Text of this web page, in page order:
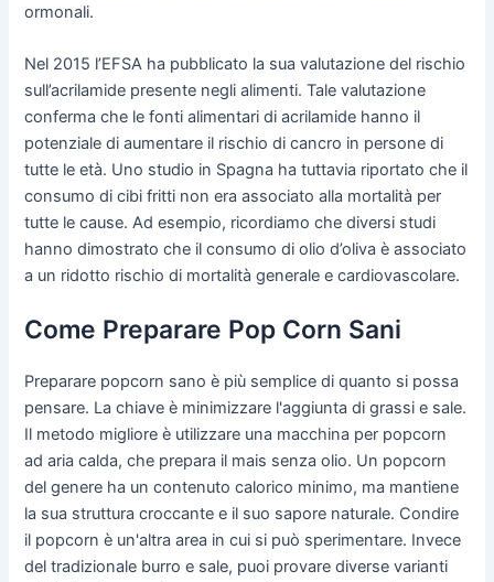
ormonali.
Nel 2015 l’EFSA ha pubblicato la sua valutazione del rischio
sull’acrilamide presente negli alimenti. Tale valutazione
conferma che le fonti alimentari di acrilamide hanno il
potenziale di aumentare il rischio di cancro in persone di
tutte le età. Uno studio in Spagna ha tuttavia riportato che il
consumo di cibi fritti non era associato alla mortalità per
tutte le cause. Ad esempio, ricordiamo che diversi studi
hanno dimostrato che il consumo di olio d’oliva è associato
a un ridotto rischio di mortalità generale e cardiovascolare.
Come Preparare Pop Corn Sani
Preparare popcorn sano è più semplice di quanto si possa
pensare. La chiave è minimizzare l'aggiunta di grassi e sale.
Il metodo migliore è utilizzare una macchina per popcorn
ad aria calda, che prepara il mais senza olio. Un popcorn
del genere ha un contenuto calorico minimo, ma mantiene
la sua struttura croccante e il suo sapore naturale. Condire
il popcorn è un'altra area in cui si può sperimentare. Invece
del tradizionale burro e sale, puoi provare diverse varianti